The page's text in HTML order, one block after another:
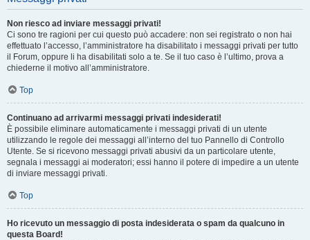
Non riesco ad inviare messaggi privati!
Ci sono tre ragioni per cui questo può accadere: non sei registrato o non hai
effettuato l’accesso, l’amministratore ha disabilitato i messaggi privati per tutto
il Forum, oppure li ha disabilitati solo a te. Se il tuo caso è l’ultimo, prova a
chiederne il motivo all’amministratore.
Top
Continuano ad arrivarmi messaggi privati indesiderati!
È possibile eliminare automaticamente i messaggi privati ​​di un utente
utilizzando le regole dei messaggi all’interno del tuo Pannello di Controllo
Utente. Se si ricevono messaggi privati ​​abusivi da un particolare utente,
segnala i messaggi ai moderatori; essi hanno il potere di impedire a un utente
di inviare messaggi privati​​.
Top
Ho ricevuto un messaggio di posta indesiderata o spam da qualcuno in
questa Board!